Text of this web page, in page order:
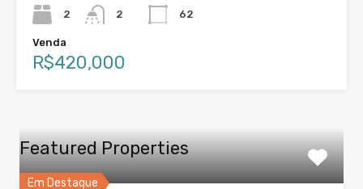
2
2
62
Venda
R$420,000
Featured Properties
Em Destaque